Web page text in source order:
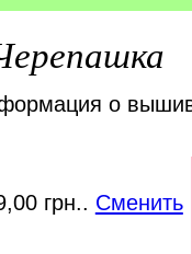
о
грн.. Сменить